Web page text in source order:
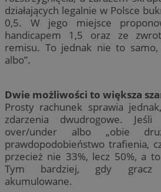
działających legalnie w Polsce
0,5. W jego miejsce
handicapem 1,5 oraz ze
remisu. To jednak nie to
albo”.
Dwie możliwości to większa
Prosty rachunek sprawia
zdarzenia dwudrogowe.
over/under albo „obie
prawdopodobieństwo trafienia,
przecież nie 33%, lecz 50%, a
Tym bardziej, gdy gracz
akumulowane.